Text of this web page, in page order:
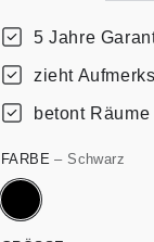
5 Jahre
zieht
betont
FARBE– Schwarz